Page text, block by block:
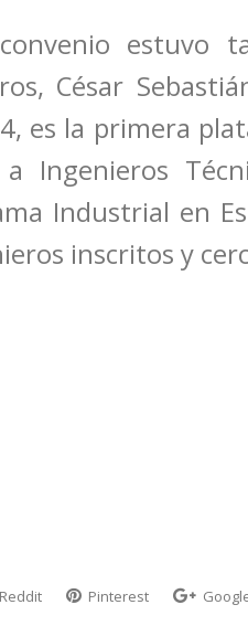
estuvo
César
es la primera
Ingenieros
Industrial en
inscritos y
Reddit Pinterest